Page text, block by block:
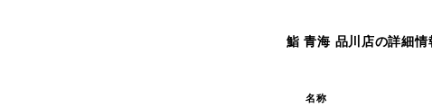
鮨 青海 品川店の詳細情
名称